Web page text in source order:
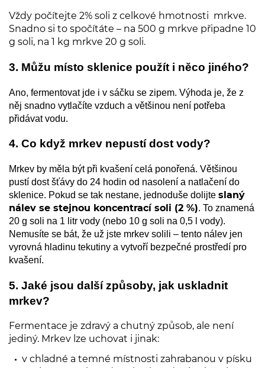
Vždy počítejte 2% soli z celkové hmotnosti mrkve.
Snadno si to spočítáte – na 500 g mrkve připadne 10
g soli, na 1 kg mrkve 20 g soli.
3. Můžu místo sklenice použít i něco jiného?
Ano, fermentovat jde i v sáčku se zipem. Výhoda je, že z
něj snadno vytlačíte vzduch a většinou není potřeba
přidávat vodu.
4. Co když mrkev nepustí dost vody?
Mrkev by měla být při kvašení celá ponořená. Většinou
pustí dost šťávy do 24 hodin od nasolení a natlačení do
sklenice. Pokud se tak nestane, jednoduše dolijte slaný
nálev se stejnou koncentrací soli (2 %). To znamená
20 g soli na 1 litr vody (nebo 10 g soli na 0,5 l vody).
Nemusíte se bát, že už jste mrkev solili – tento nálev jen
vyrovná hladinu tekutiny a vytvoří bezpečné prostředí pro
kvašení.
5. Jaké jsou další způsoby, jak uskladnit
mrkev?
Fermentace je zdravý a chutný způsob, ale není
jediný. Mrkev lze uchovat i jinak:
v chladné a temné místnosti zahrabanou v písku